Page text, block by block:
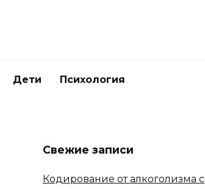
Дети Психология
Свежие записи
Кодирование от алкоголизма с